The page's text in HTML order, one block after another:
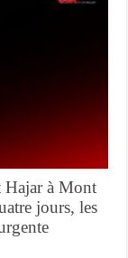
Hajar à Mont
jours, les